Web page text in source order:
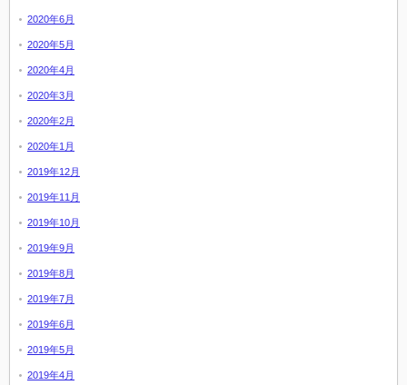
2020年6月
2020年5月
2020年4月
2020年3月
2020年2月
2020年1月
2019年12月
2019年11月
2019年10月
2019年9月
2019年8月
2019年7月
2019年6月
2019年5月
2019年4月